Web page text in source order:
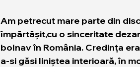
Am petrecut mare parte din
împărtășit,cu o sinceritate
bolnav în România. Credința
a-si găsi liniștea interioară, în